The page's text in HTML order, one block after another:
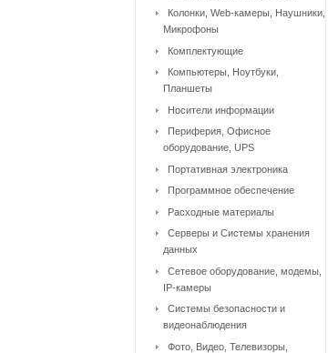
Колонки, Web-камеры, Наушники,
Микрофоны
Комплектующие
Компьютеры, Ноутбуки,
Планшеты
Носители информации
Периферия, Офисное
оборудование, UPS
Портативная электроника
Программное обеспечение
Расходные материалы
Серверы и Системы хранения
данных
Сетевое оборудование, модемы,
IP-камеры
Системы безопасности и
видеонаблюдения
Фото, Видео, Телевизоры,